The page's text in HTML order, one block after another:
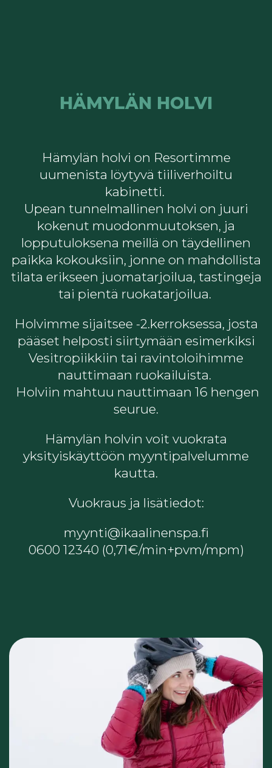
HÄMYLÄN HOLVI
Hämylän holvi on Resortimme
uumenista löytyvä tiiliverhoiltu
kabinetti.
Upean tunnelmallinen holvi on juuri
kokenut muodonmuutoksen, ja
lopputuloksena meillä on täydellinen
paikka kokouksiin, jonne on mahdollista
tilata erikseen juomatarjoilua, tastingeja
tai pientä ruokatarjoilua.
Holvimme sijaitsee -2.kerroksessa, josta
pääset helposti siirtymään esimerkiksi
Vesitropiikkiin tai ravintoloihimme
nauttimaan ruokailuista.
Holviin mahtuu nauttimaan 16 hengen
seurue.
Hämylän holvin voit vuokrata
yksityiskäyttöön myyntipalvelumme
kautta.
Vuokraus ja lisätiedot:
myynti@ikaalinenspa.fi
0600 12340 (0,71€/min+pvm/mpm)